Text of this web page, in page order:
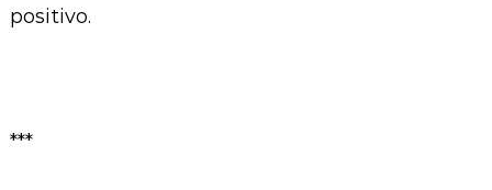
positivo.
***